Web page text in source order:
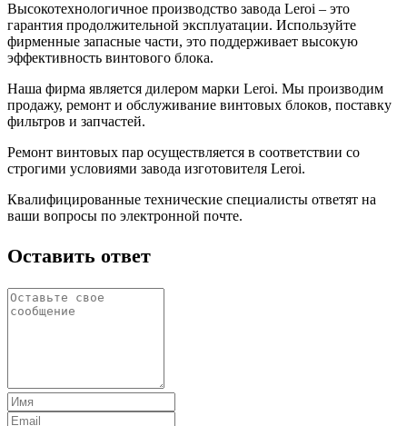
Высокотехнологичное производство завода Leroi – это
гарантия продолжительной эксплуатации. Используйте
фирменные запасные части, это поддерживает высокую
эффективность винтового блока.
Наша фирма является дилером марки Leroi. Мы производим
продажу, ремонт и обслуживание винтовых блоков, поставку
фильтров и запчастей.
Ремонт винтовых пар осуществляется в соответствии со
строгими условиями завода изготовителя Leroi.
Квалифицированные технические специалисты ответят на
ваши вопросы по электронной почте.
Оставить ответ